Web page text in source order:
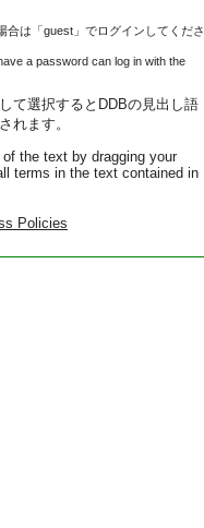
合は「guest」でログインしてくださ
a password can log in with the
て選択するとDDBの見出し語
れます。
the text by dragging your
terms in the text contained in
Policies